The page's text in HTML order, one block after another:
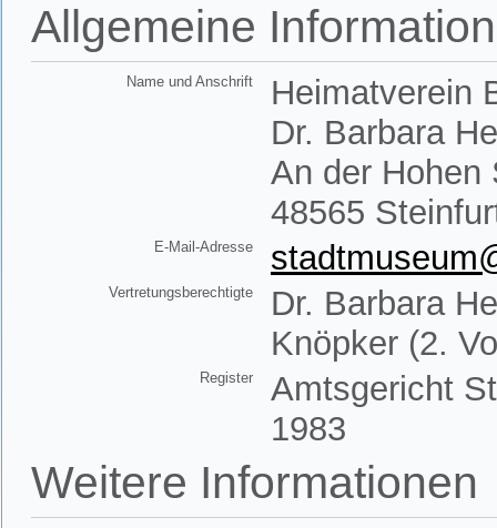
Allgemeine
Name und Anschrift
Heimatverein
Dr. Barbara
An der Hohen
48565
E-Mail-Adresse
Vertretungsberechtigte
Dr. Barbara
Knöpker (2.
Register
Amtsgericht
1983
Weitere Informationen